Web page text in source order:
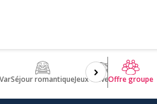
Séjour romantiqueJeux d'aventuresBien être
Offre groupe